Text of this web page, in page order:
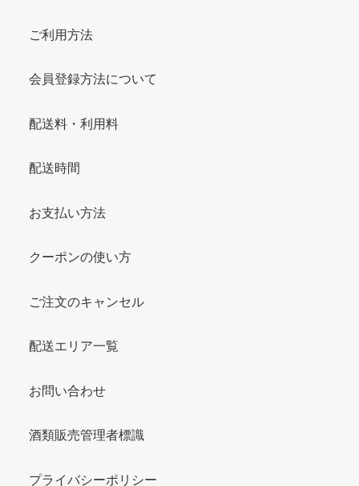
ご利用方法
会員登録方法について
配送料・利用料
配送時間
お支払い方法
クーポンの使い方
ご注文のキャンセル
配送エリア一覧
お問い合わせ
酒類販売管理者標識
プライバシーポリシー